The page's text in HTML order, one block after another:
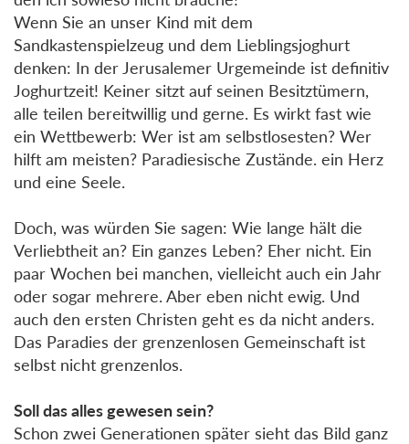
Wenn Sie an unser Kind mit dem
Sandkastenspielzeug und dem Lieblingsjoghurt
denken: In der Jerusalemer Urgemeinde ist definitiv
Joghurtzeit! Keiner sitzt auf seinen Besitztümern,
alle teilen bereitwillig und gerne. Es wirkt fast wie
ein Wettbewerb: Wer ist am selbstlosesten? Wer
hilft am meisten? Paradiesische Zustände. ein Herz
und eine Seele.
Doch, was würden Sie sagen: Wie lange hält die
Verliebtheit an? Ein ganzes Leben? Eher nicht. Ein
paar Wochen bei manchen, vielleicht auch ein Jahr
oder sogar mehrere. Aber eben nicht ewig. Und
auch den ersten Christen geht es da nicht anders.
Das Paradies der grenzenlosen Gemeinschaft ist
selbst nicht grenzenlos.
Soll das alles gewesen sein?
Schon zwei Generationen später sieht das Bild ganz